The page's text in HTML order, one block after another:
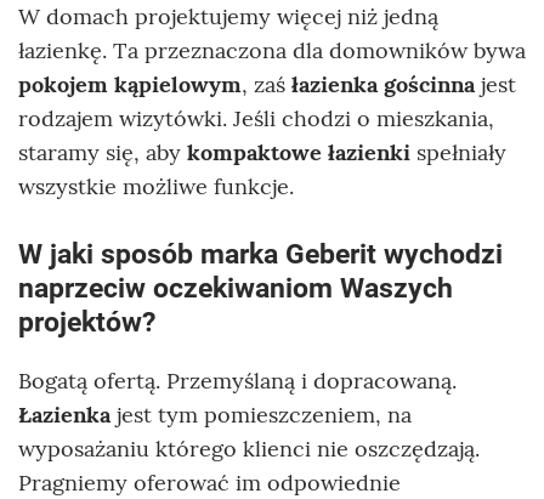
W domach projektujemy więcej niż jedną
łazienkę. Ta przeznaczona dla domowników bywa
pokojem kąpielowym, zaś łazienka gościnnajest
rodzajem wizytówki. Jeśli chodzi o mieszkania,
staramy się, aby kompaktowe łazienki spełniały
wszystkie możliwe funkcje.
W jaki sposób marka Geberit wychodzi
naprzeciw oczekiwaniom Waszych
projektów?
Bogatą ofertą. Przemyślaną i dopracowaną.
Łazienkajest tym pomieszczeniem, na
wyposażaniu którego klienci nie oszczędzają.
Pragniemy oferować im odpowiednie